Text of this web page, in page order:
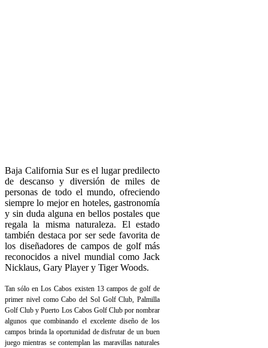
Baja California Sur es el lugar predilecto
de descanso y diversión de miles de
personas de todo el mundo, ofreciendo
siempre lo mejor en hoteles, gastronomía
y sin duda alguna en bellos postales que
regala la misma naturaleza. El estado
también destaca por ser sede favorita de
los diseñadores de campos de golf más
reconocidos a nivel mundial como Jack
Nicklaus, Gary Player y Tiger Woods.
Tan sólo en Los Cabos existen 13 campos de golf de
primer nivel como Cabo del Sol Golf Club, Palmilla
Golf Club y Puerto Los Cabos Golf Club por nombrar
algunos que combinando el excelente diseño de los
campos brinda la oportunidad de disfrutar de un buen
juego mientras se contemplan las maravillas naturales